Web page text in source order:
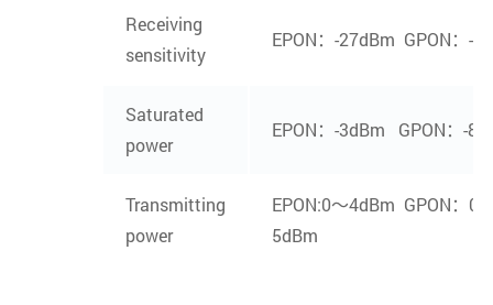
Receiving
sensitivity
EPON：-27dBm GPON：-
Saturated
power
EPON：-3dBm GPON：-
Transmitting
power
EPON:0～4dBm GPON：
5dBm